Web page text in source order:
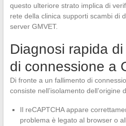
questo ulteriore strato implica di
rete della clinica supporti scambi di
server GMVET.
Diagnosi rapida
di connessione a
Di fronte a un fallimento di
consiste nell’isolamento dell’origine
Il reCAPTCHA appare
problema è legato al browser o